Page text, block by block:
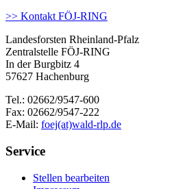
>> Kontakt FÖJ-RING
Landesforsten Rheinland-Pfalz
Zentralstelle FÖJ-RING
In der Burgbitz 4
57627 Hachenburg
Tel.: 02662/9547-600
Fax: 02662/9547-222
E-Mail: foej(at)wald-rlp.de
Service
Stellen bearbeiten